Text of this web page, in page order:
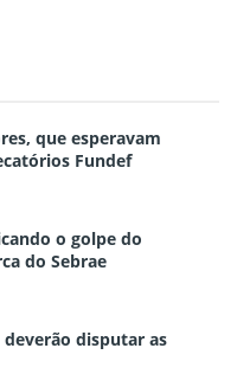
que esperavam
Fundef
o golpe do
do Sebrae
deverão disputar as